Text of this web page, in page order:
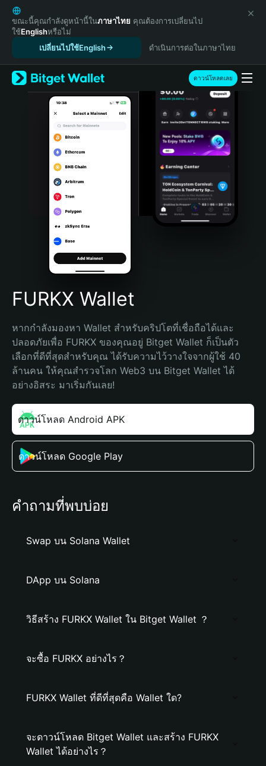
English
日本語
Tiếng Việt
Español (Latinoamérica)
Türkçe
Italiano
Português (Portugal)
Bahasa Indonesia
Português (Brasil)
Español (Argentina)
ขณะนี้คุณกำลังดูหน้านี้ในภาษาไทย คุณต้องการเปลี่ยนไป
ใช้Englishหรือไม่
เปลี่ยนไปใช้English
ดำเนินการต่อในภาษาไทย
ดาวน์โหลดเลย
FURKX Wallet
หากกำลังมองหา Wallet สำหรับคริปโตที่เชื่อถือได้และ
ปลอดภัยเพื่อ FURKX ของคุณอยู่ Bitget Wallet ก็เป็นตัว
เลือกที่ดีที่สุดสำหรับคุณ ได้รับความไว้วางใจจากผู้ใช้ 40
ล้านคน ให้คุณสำรวจโลก Web3 บน Bitget Wallet ได้
อย่างอิสระ มาเริ่มกันเลย!
ดาวน์โหลด Android APK
ดาวน์โหลด Google Play
คำถามที่พบบ่อย
Swap บน Solana Wallet
DApp บน Solana
วิธีสร้าง FURKX Wallet ใน Bitget Wallet ？
จะซื้อ FURKX อย่างไร？
FURKX Wallet ที่ดีที่สุดคือ Wallet ใด?
จะดาวน์โหลด Bitget Wallet และสร้าง FURKX
Wallet ได้อย่างไร？